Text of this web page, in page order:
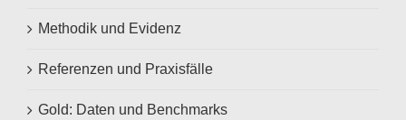
Methodik und Evidenz
Referenzen und Praxisfälle
Gold: Daten und Benchmarks